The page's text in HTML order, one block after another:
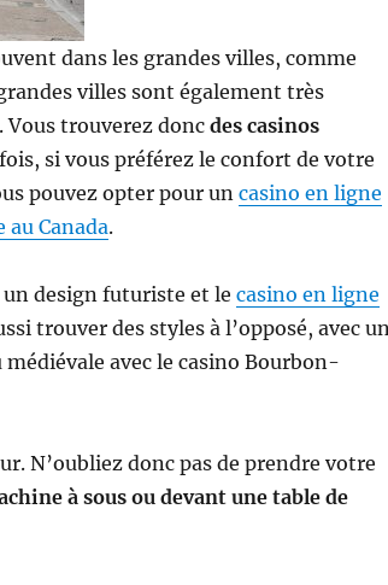
dans les grandes villes, comme
villes sont également très
Vous trouverez doncdes casinos
si vous préférez le confort de votre
pouvez opter pour uncasino en ligne
Canada.
design futuriste et lecasino en ligne
trouver des styles à l’opposé, avec
avec le casino Bourbon-
N’oubliez donc pas de prendre votre
à sous ou devant une table de